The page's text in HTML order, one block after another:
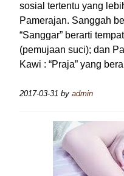
sosial tertentu yang
Pamerajan. Sanggah
“Sanggar” berarti
(pemujaan suci); dan
Kawi : “Praja” yang
2017-03-31 by admin